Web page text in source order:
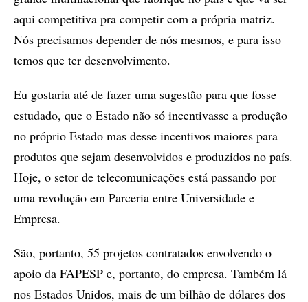
aqui competitiva pra competir com a própria matriz.
Nós precisamos depender de nós mesmos, e para isso
temos que ter desenvolvimento.
Eu gostaria até de fazer uma sugestão para que fosse
estudado, que o Estado não só incentivasse a produção
no próprio Estado mas desse incentivos maiores para
produtos que sejam desenvolvidos e produzidos no país.
Hoje, o setor de telecomunicações está passando por
uma revolução em Parceria entre Universidade e
Empresa.
São, portanto, 55 projetos contratados envolvendo o
apoio da FAPESP e, portanto, do empresa. Também lá
nos Estados Unidos, mais de um bilhão de dólares dos